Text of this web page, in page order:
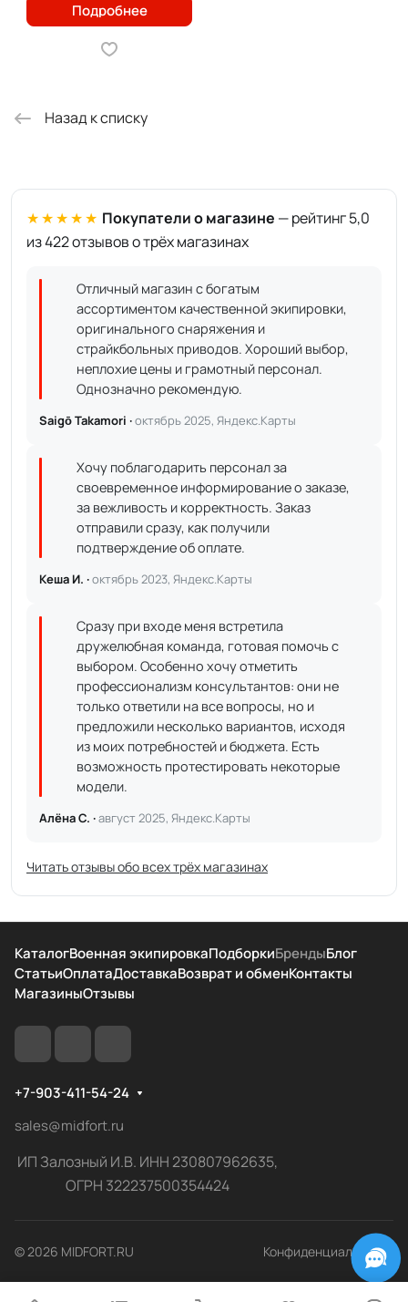
Подробнее
Назад к списку
★★★★★ Покупатели о магазине — рейтинг 5,0
из 422 отзывов о трёх магазинах
Отличный магазин с богатым
ассортиментом качественной экипировки,
оригинального снаряжения и
страйкбольных приводов. Хороший выбор,
неплохие цены и грамотный персонал.
Однозначно рекомендую.
Saigō Takamori ·октябрь 2025, Яндекс.Карты
Хочу поблагодарить персонал за
своевременное информирование о заказе,
за вежливость и корректность. Заказ
отправили сразу, как получили
подтверждение об оплате.
Кеша И. ·октябрь 2023, Яндекс.Карты
Сразу при входе меня встретила
дружелюбная команда, готовая помочь с
выбором. Особенно хочу отметить
профессионализм консультантов: они не
только ответили на все вопросы, но и
предложили несколько вариантов, исходя
из моих потребностей и бюджета. Есть
возможность протестировать некоторые
модели.
Алёна С. ·август 2025, Яндекс.Карты
Читать отзывы обо всех трёх магазинах
КаталогВоенная экипировкаПодборкиБрендыБлог
СтатьиОплатаДоставкаВозврат и обменКонтакты
МагазиныОтзывы
+7-903-411-54-24
sales@midfort.ru
ИП Залозный И.В. ИНН 230807962635,
ОГРН 322237500354424
© 2026 MIDFORT.RU Конфиденциальность